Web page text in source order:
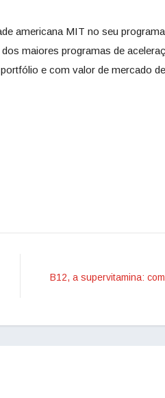
americana MIT no seu
maiores programas de
e com valor de mercado
B12, a supervitamina: